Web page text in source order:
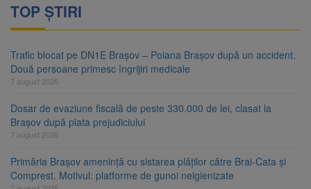
TOP ȘTIRI
Trafic blocat pe DN1E Brașov – Poiana Brașov după un accident.
Două persoane primesc îngrijiri medicale
7 august 2026
Dosar de evaziune fiscală de peste 330.000 de lei, clasat la
Brașov după plata prejudiciului
7 august 2026
Primăria Brașov amenință cu sistarea plăților către Brai-Cata și
Comprest. Motivul: platforme de gunoi neigienizate